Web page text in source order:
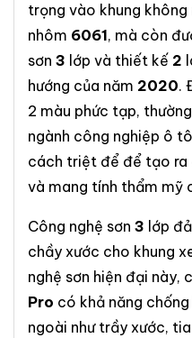
trọng vào khung
nhôm 6061, mà còn
sơn 3 lớp và thiết kế 2
hướng của năm 2020.
2 màu phức tạp,
ngành công nghiệp ô
cách triệt để để tạo ra
và mang tính thẩm mỹ
Công nghệ sơn 3 lớp
chầy xước cho khung
nghệ sơn hiện đại này,
Pro có khả năng
ngoài như trầy xước,